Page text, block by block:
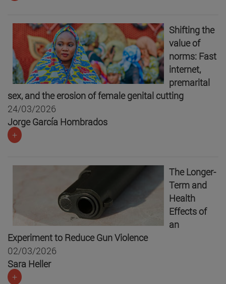
Shifting the
value of
norms: Fast
internet,
premarital
sex, and the erosion of female genital cutting
24/03/2026
Jorge García Hombrados
+
The Longer-
Term and
Health
Effects of
an
Experiment to Reduce Gun Violence
02/03/2026
Sara Heller
+